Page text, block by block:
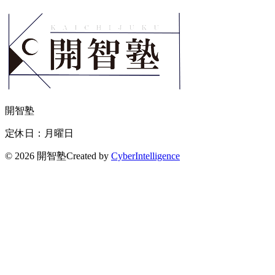
開智塾
定休日：月曜日
© 2026 開智塾Created by CyberIntelligence